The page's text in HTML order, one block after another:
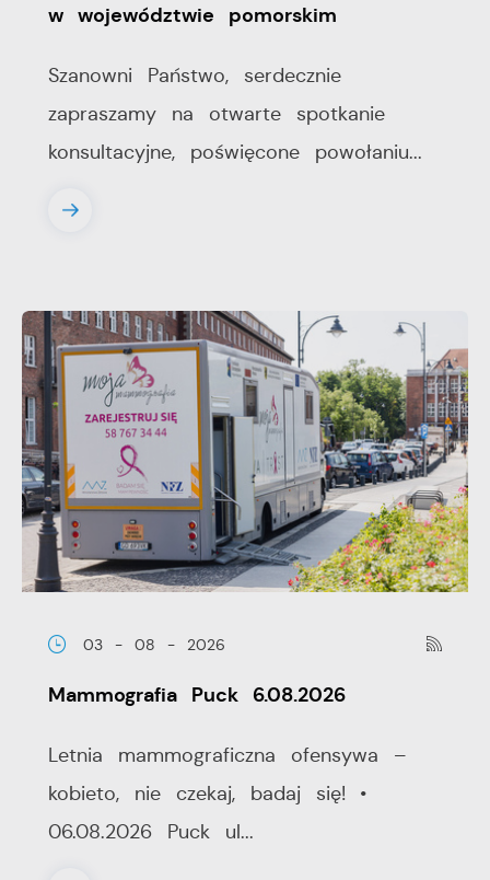
w województwie pomorskim
Szanowni Państwo, serdecznie
zapraszamy na otwarte spotkanie
konsultacyjne, poświęcone powołaniu...
03 - 08 - 2026
Mammografia Puck 6.08.2026
Letnia mammograficzna ofensywa –
kobieto, nie czekaj, badaj się! •
06.08.2026 Puck ul...